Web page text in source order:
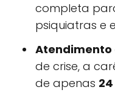
completa
psiquiatras e
Atendimento
de crise, a
de apenas